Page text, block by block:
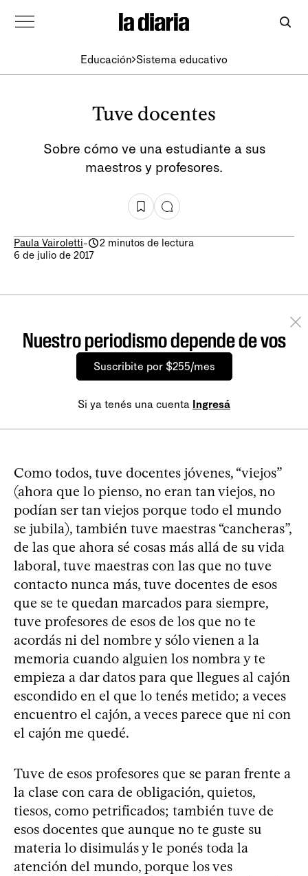
Educación Sistema educativo
Tuve docentes
Sobre cómo ve una estudiante a sus
maestros y profesores.
Paula Vairoletti-
2 minutos de lectura
6 de julio de 2017
Nuestro periodismo depende de vos
Suscribite por $255/mes
Si ya tenés una cuenta Ingresá
Como todos, tuve docentes jóvenes, “viejos”
(ahora que lo pienso, no eran tan viejos, no
podían ser tan viejos porque todo el mundo
se jubila), también tuve maestras “cancheras”,
de las que ahora sé cosas más allá de su vida
laboral, tuve maestras con las que no tuve
contacto nunca más, tuve docentes de esos
que se te quedan marcados para siempre,
tuve profesores de esos de los que no te
acordás ni del nombre y sólo vienen a la
memoria cuando alguien los nombra y te
empieza a dar datos para que llegues al cajón
escondido en el que lo tenés metido; a veces
encuentro el cajón, a veces parece que ni con
el cajón me quedé.
Tuve de esos profesores que se paran frente a
la clase con cara de obligación, quietos,
tiesos, como petrificados; también tuve de
esos docentes que aunque no te guste su
materia lo disimulás y le ponés toda la
atención del mundo, porque los ves